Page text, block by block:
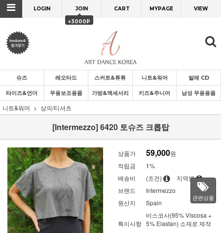
LOGIN
JOIN
+3000P
CART MYPAGE VIEW
슈즈 레오타드 스커트&튜튜 니트&워머 발레 CD
타이즈&언더 무용보조용품 가방&액세서리 키즈&주니어 남성 무용용품
니트&워머 상의/티셔츠
[Intermezzo] 6420 토슈즈 크롭탑
상품가 59,000원
적립금
1%
배송비
(조건)
지역별
브랜드
Intermezzo
원산지
Spain
특이사항
비스코사(95% Viscosa +
5% Elastan) 소재로 제작
관련상품